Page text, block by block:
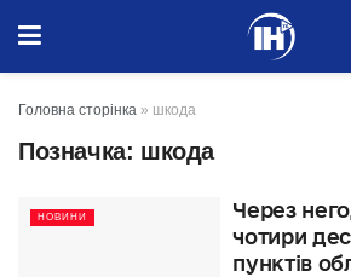
Головна сторінка » шкода
Позначка: шкода
НОВИНИ
Через
чотири
пунктів